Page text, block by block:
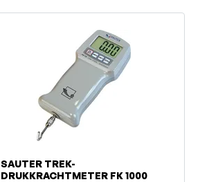
SAUTER TREK-
DRUKKRACHTMETER FK 1000